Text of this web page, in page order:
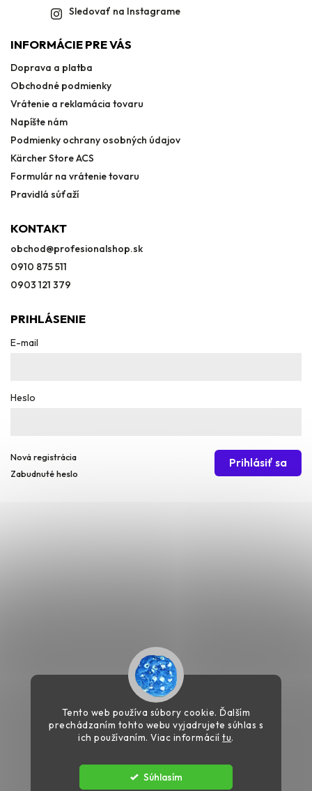
Tento web používa súbory cookie. Ďalším
prechádzaním tohto webu vyjadrujete súhlas s
ich používaním. Viac informáciítu.
Súhlasím
Sledovať na Instagrame
INFORMÁCIE PRE VÁS
Doprava a platba
Obchodné podmienky
Vrátenie a reklamácia tovaru
Napíšte nám
Podmienky ochrany osobných údajov
Kärcher Store ACS
Formulár na vrátenie tovaru
Pravidlá súťaží
KONTAKT
obchod@profesionalshop.sk
0910 875 511
0903 121 379
PRIHLÁSENIE
E-mail
Heslo
Prihlásiť sa
Nová registrácia
Zabudnuté heslo